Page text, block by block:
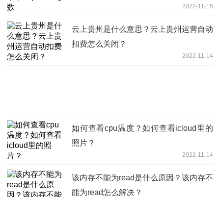
2022-11-15
云上贵州是什么意思？云上贵州运营自动
扣费怎么关闭？
2022-11-14
如何查看cpu温度？如何查看icloud里的
照片？
2022-11-14
该内存不能为read是什么原因？该内存不
能为read怎么解决？